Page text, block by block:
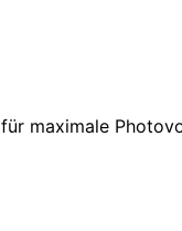
für maximale